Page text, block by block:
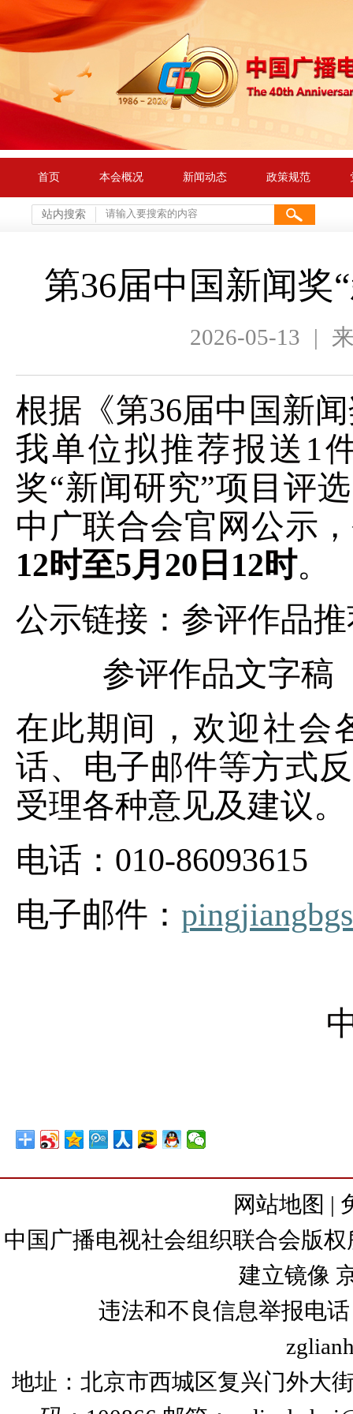
首页 本会概况 新闻动态 政策规范
站内搜索
第36届中国新闻奖
2026-05-13 |
根据《第36届中国新
我单位拟推荐报送1
奖“新闻研究”项目评
中广联合会官网公示，
12时至5月20日12时。
公示链接： 参评作品
参评作品文字稿
在此期间，欢迎社会
话、电子邮件等方式
受理各种意见及建议。
电话：010-86093615
电子邮件：
网站地图 |
中国广播电视社会组织联合会版
建立镜像
违法和不良信息举报电
地址：北京市西城区复兴门外大